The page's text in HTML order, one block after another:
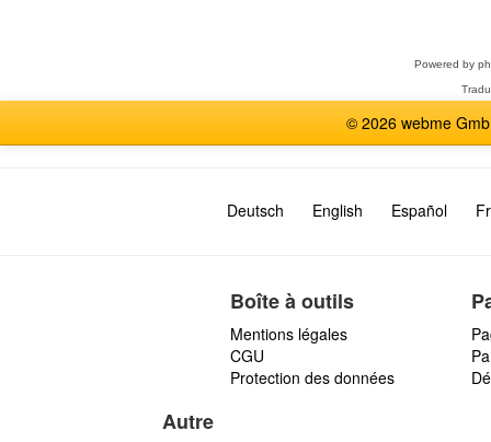
Powered by
© 2026 webme
Deutsch English Español
Boîte à outils
Mentions légales
CGU
Protection des données
Autre